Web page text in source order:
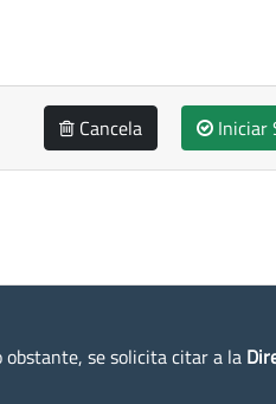
Cancela Iniciar
obstante, se solicita citar a la